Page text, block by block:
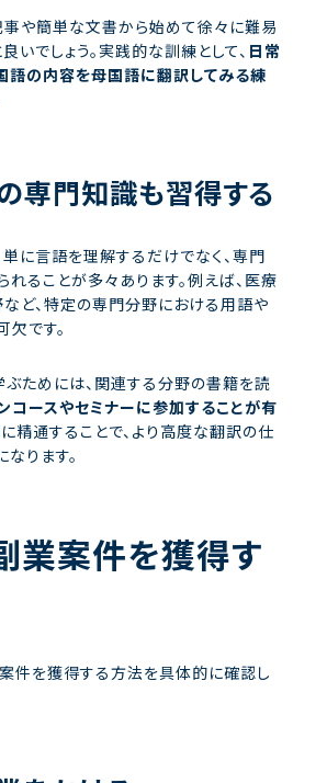
事や簡単な文書から始めて徐々に難易
いでしょう。実践的な訓練として、 日常
語の内容を母国語に翻訳してみる練
専門知識も習得する
に言語を理解するだけでなく、専門
ることが多々あります。例えば、医療
ど、特定の専門分野における用語や
です。
ぶためには、関連する分野の書籍を読
コースやセミナーに参加することが有
精通することで、より高度な翻訳の仕
ります。
業案件を獲得す
件を獲得する方法を具体的に確認し